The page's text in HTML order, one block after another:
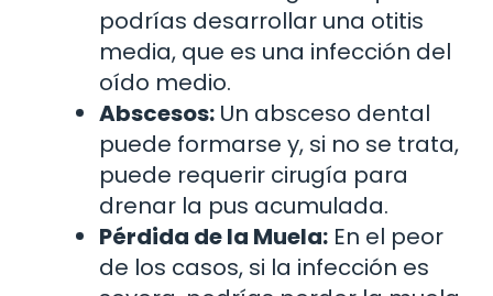
podrías desarrollar una otitis
media, que es una infección del
oído medio.
Abscesos: Un absceso dental
puede formarse y, si no se trata,
puede requerir cirugía para
drenar la pus acumulada.
Pérdida de la Muela: En el peor
de los casos, si la infección es